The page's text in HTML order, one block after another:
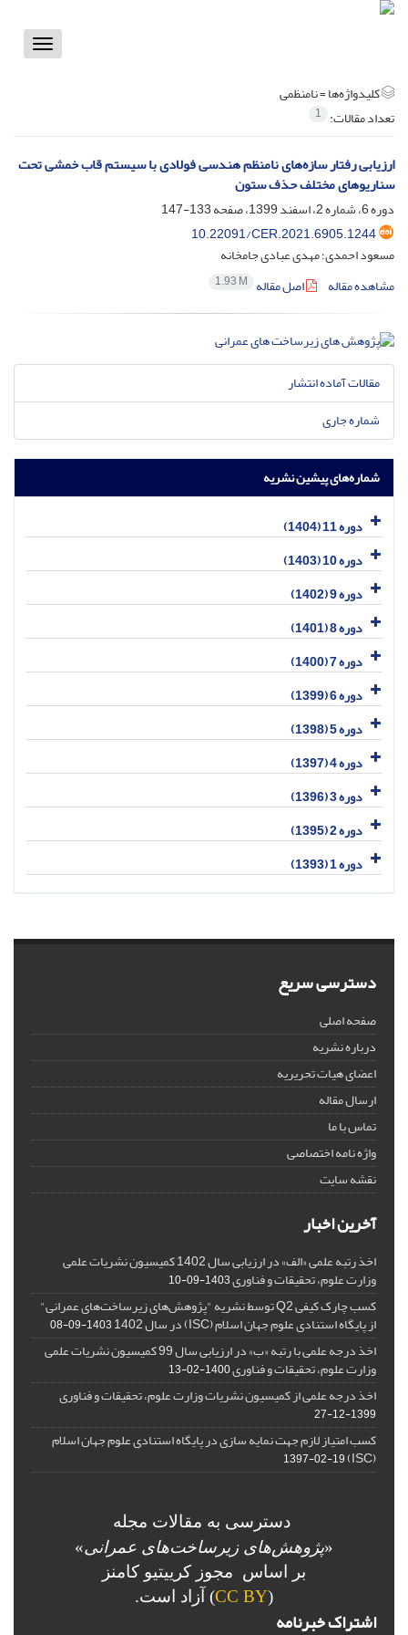
Toggle
کلیدواژه‌ها =نامنظمی
تعداد مقالات: 1
ارزیابی رفتار سازه‌های نامنظم هندسی فولادی با سیستم قاب خمشی تحت
سناریوهای مختلف حذف ستون
دوره 6، شماره 2، اسفند 1399، صفحه
133-147
10.22091/CER.2021.6905.1244
مسعود احمدی؛ مهدی عبادی جامخانه
مشاهده مقاله
اصل مقاله 1.93 M
مقالات آماده انتشار
شماره جاری
شماره‌های پیشین نشریه
دوره 11 (1404)
دوره 10 (1403)
دوره 9 (1402)
دوره 8 (1401)
دوره 7 (1400)
دوره 6 (1399)
دوره 5 (1398)
دوره 4 (1397)
دوره 3 (1396)
دوره 2 (1395)
دوره 1 (1393)
دسترسی سریع
صفحه اصلی
درباره نشریه
اعضای هیات تحریریه
ارسال مقاله
تماس با ما
واژه نامه اختصاصی
نقشه سایت
آخرین اخبار
اخذ رتبه علمی «الف» در ارزیابی سال 1402 کمیسیون نشریات علمی
وزارت علوم، تحقیقات و فناوری1403-09-10
کسب چارک کیفی Q2 توسط نشریه "پژوهش‌های زیرساخت‌های عمرانی"
از پایگاه استنادی علوم جهان اسلام (ISC) در سال 1402 1403-09-08
اخذ درجه علمی با رتبه «ب» در ارزیابی سال 99 کمیسیون نشریات علمی
وزارت علوم، تحقیقات و فناوری1400-02-13
اخذ درجه علمی از کمیسیون نشریات وزارت علوم، تحقیقات و فناوری
1399-12-27
کسب امتیاز لازم جهت نمایه سازی در پایگاه استنادی علوم جهان اسلام
(ISC)
1397-02-19
دسترسی به مقالات مجله
«پژوهش‌های زیرساخت‌های عمرانی»
بر اساس مجوز کرییتیو کامنز
(
CC BY) آزاد است.
اشتراک خبرنامه